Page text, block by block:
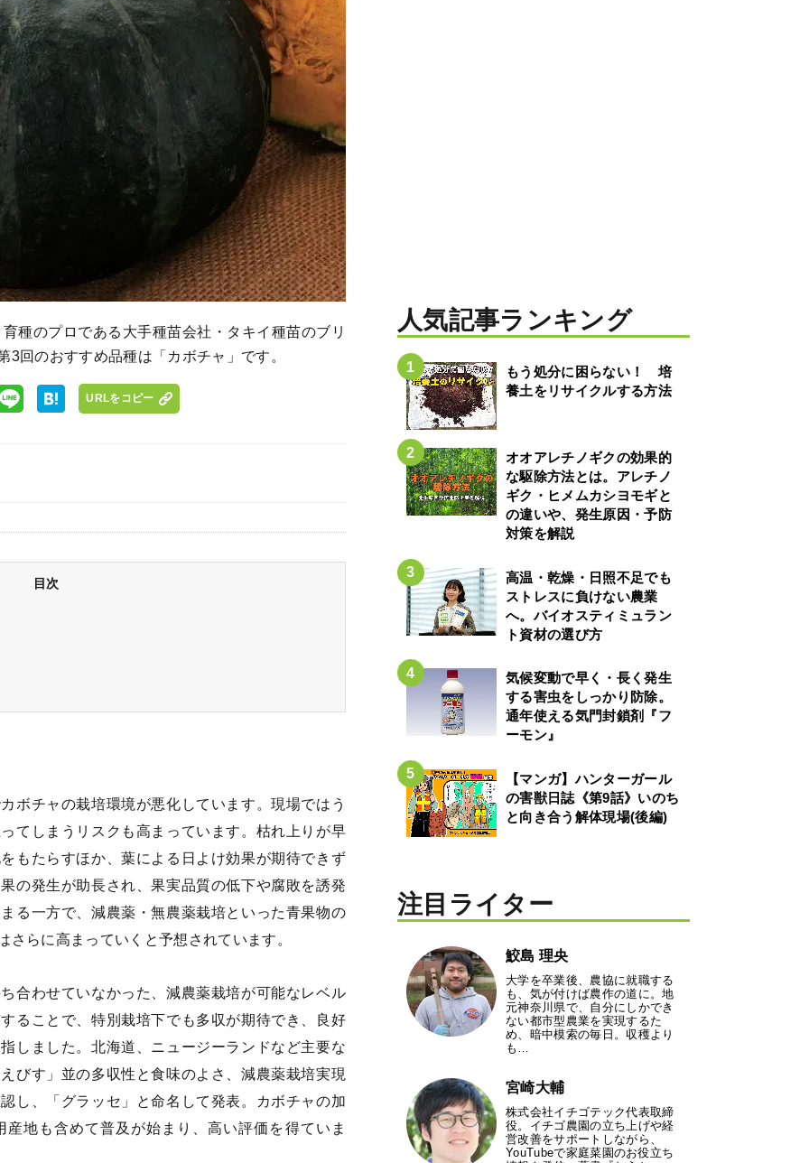
種のプロである大手種苗会社・タキイ種苗のブリ
回のおすすめ品種は「カボチャ」です。
URLをコピー
目次
ボチャの栽培環境が悪化しています。現場ではう
てしまうリスクも高まっています。枯れ上りが早
もたらすほか、葉による日よけ効果が期待できず
の発生が助長され、果実品質の低下や腐敗を誘発
る一方で、減農薬・無農薬栽培といった青果物の
らに高まっていくと予想されています。
合わせていなかった、減農薬栽培が可能なレベル
ることで、特別栽培下でも多収が期待でき、良好
しました。北海道、ニュージーランドなど主要な
びす」並の多収性と食味のよさ、減農薬栽培実現
し、「グラッセ」と命名して発表。カボチャの加
地も含めて普及が始まり、高い評価を得ていま
人気記事ランキング
もう処分に困らない！ 培
養土をリサイクルする方法
オオアレチノギクの効果的
な駆除方法とは。アレチノ
ギク・ヒメムカシヨモギと
の違いや、発生原因・予防
対策を解説
高温・乾燥・日照不足でも
ストレスに負けない農業
へ。バイオスティミュラン
ト資材の選び方
気候変動で早く・長く発生
する害虫をしっかり防除。
通年使える気門封鎖剤『フ
ーモン』
【マンガ】ハンターガール
の害獣日誌《第9話》いのち
と向き合う解体現場(後編)
注目ライター
鮫島 理央
大学を卒業後、農協に就職する
も、気が付けば農作の道に。地
元神奈川県で、自分にしかでき
ない都市型農業を実現するた
め、暗中模索の毎日。収穫より
も…
宮崎大輔
株式会社イチゴテック代表取締
役。イチゴ農園の立ち上げや経
営改善をサポートしながら、
YouTubeで家庭菜園のお役立ち